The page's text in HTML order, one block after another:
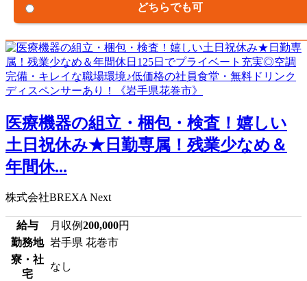
どちらでも可
医療機器の組立・梱包・検査！嬉しい
土日祝休み★日勤専属！残業少なめ＆
年間休...
株式会社BREXA Next
給与 月収例200,000円
勤務地 岩手県 花巻市
寮・社
宅
なし